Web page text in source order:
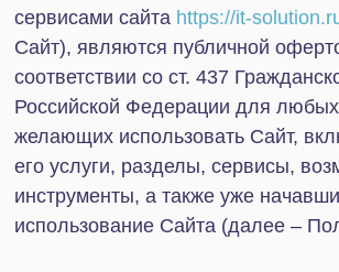
использование Сайта (далее – Пользователи).
Подтверждением ознакомления с
Пользовательским соглашением и его принятием
считается осуществлением Пользователем
Внесение сведений в любую форму для
заполнения, расположенную на Cайте,
нажатие на одну из следующих кнопок
«Подписаться»; «Продолжить»; «Согласен» и